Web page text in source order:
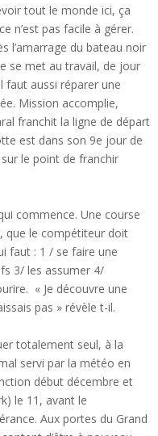
tout le monde ici, ça
n’est pas facile à gérer.
l’amarrage du bateau noir
se met au travail, de jour
faut aussi réparer une
Mission accomplie,
franchit la ligne de départ
est dans son 9e jour de
le point de franchir
commence. Une course
que le compétiteur doit
faut : 1 / se faire une
3/ les assumer 4/
« Je découvre une
pas » révèle t-il.
totalement seul, à la
servi par la météo en
début décembre et
le 11, avant le
Aux portes du Grand